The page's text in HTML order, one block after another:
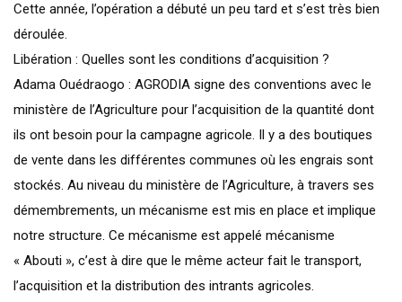
Cette année, l’opération a débuté un peu tard et s’est très bien
déroulée.
Libération : Quelles sont les conditions d’acquisition ?
Adama Ouédraogo : AGRODIA signe des conventions avec le
ministère de l’Agriculture pour l’acquisition de la quantité dont
ils ont besoin pour la campagne agricole. Il y a des boutiques
de vente dans les différentes communes où les engrais sont
stockés. Au niveau du ministère de l’Agriculture, à travers ses
démembrements, un mécanisme est mis en place et implique
notre structure. Ce mécanisme est appelé mécanisme
« Abouti », c’est à dire que le même acteur fait le transport,
l’acquisition et la distribution des intrants agricoles.